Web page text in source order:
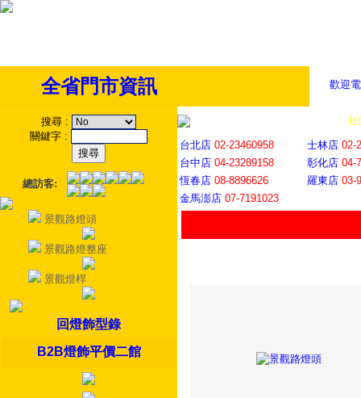
歡迎
全省門市資訊
搜尋 :
關鍵字 :
總訪客:
景觀路燈頭
景觀路燈整座
景觀燈桿
回燈飾型錄
B2B燈飾平價二館
社
台北店 02-23460958 士林店 02-
台中店 04-23289158 彰化店 04-
恆春店 08-8896626 羅東店 03-
金馬澎店 07-7191023